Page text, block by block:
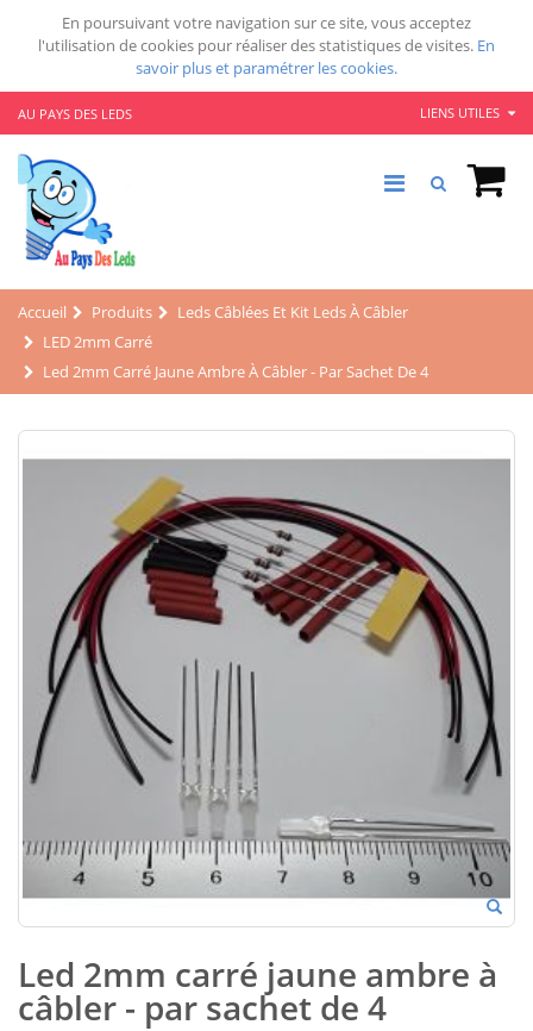
En poursuivant votre navigation sur ce site, vous acceptez
l'utilisation de cookies pour réaliser des statistiques de visites. En
savoir plus et paramétrer les cookies.
AU PAYS DES LEDS LIENS UTILES
Accueil Produits
Leds Câblées Et Kit Leds À Câbler
LED 2mm Carré
Led 2mm Carré Jaune Ambre À Câbler - Par Sachet De 4
Led 2mm carré jaune ambre à
câbler - par sachet de 4